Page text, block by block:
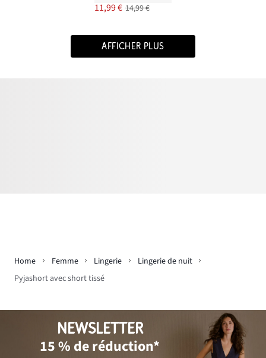
11,99 € 14,99 €
AFFICHER PLUS
Home Femme Lingerie
Lingerie de nuit
Pyjashort avec short tissé
NEWSLETTER
15 % de réduction*